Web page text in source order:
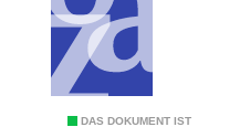
r
n
DAS DOKUMENT IST